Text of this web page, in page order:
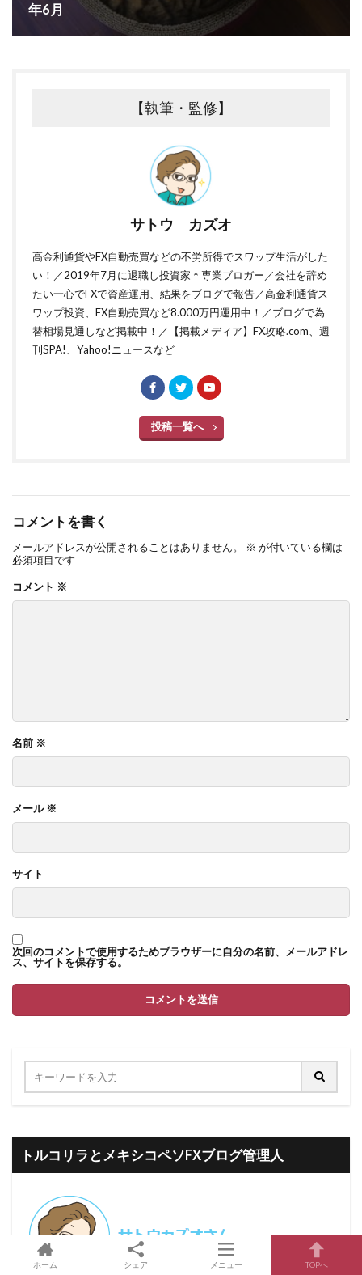
年6月
【執筆・監修】
サトウ カズオ
高金利通貨やFX自動売買などの不労所得でスワップ生活がした
い！／2019年7月に退職し投資家＊専業ブロガー／会社を辞め
たい一心でFXで資産運用、結果をブログで報告／高金利通貨ス
ワップ投資、FX自動売買など8.000万円運用中！／ブログで為
替相場見通しなど掲載中！／【掲載メディア】FX攻略.com、週
刊SPA!、Yahoo!ニュースなど
投稿一覧へ
コメントを書く
メールアドレスが公開されることはありません。 ※ が付いている欄は
必須項目です
コメント ※
名前 ※
メール ※
サイト
次回のコメントで使用するためブラウザーに自分の名前、メールアドレ
ス、サイトを保存する。
トルコリラとメキシコペソFXブログ管理人
ホーム シェア メニュー TOPへ